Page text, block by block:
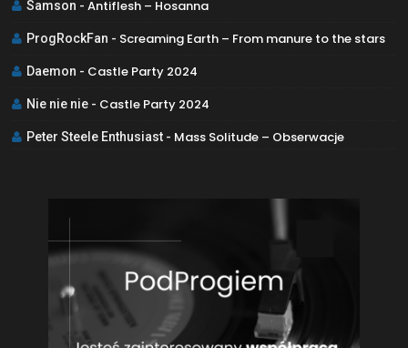
Samson - Antiflesh – Hosanna
ProgRockFan - Screaming Earth – From manure to the stars
Daemon - Castle Party 2024
Nie nie nie - Castle Party 2024
Peter Steele Enthusiast - Mass Solitude – Obserwacje